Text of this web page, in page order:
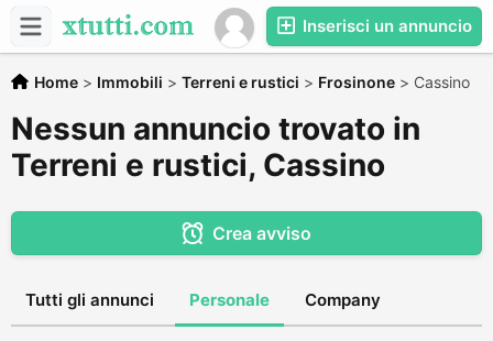
Inserisci un annuncio
Home > Immobili > Terreni e rustici > Frosinone > Cassino
Nessun annuncio trovato in
Terreni e rustici, Cassino
Crea avviso
Tutti gli annunci Personale Company